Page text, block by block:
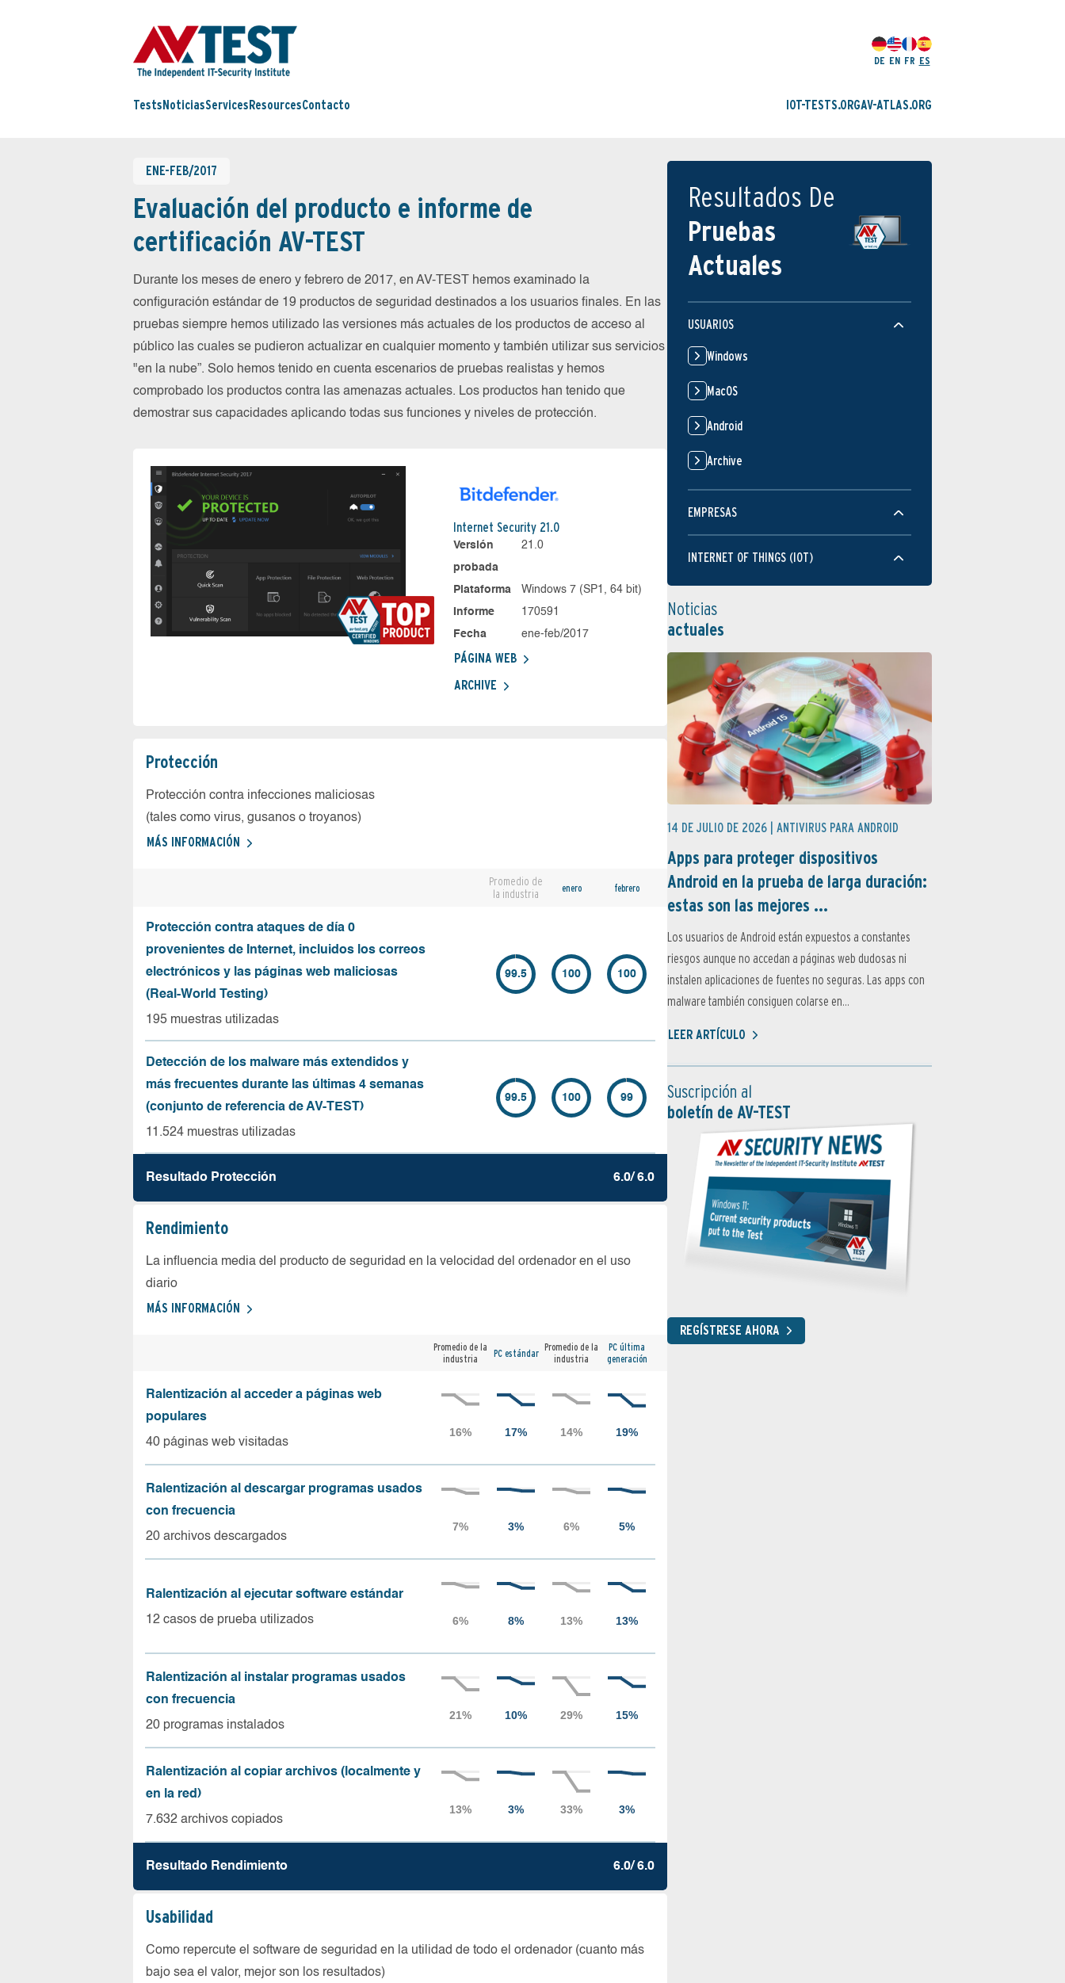
DE EN FR ES
Tests NoticiasServices ResourcesContacto IOT-TESTS.ORGAV-ATLAS.ORG
ENE-FEB/2017
Evaluación del producto e informe de
certificación AV-TEST
Durante los meses de enero y febrero de 2017, en AV-TEST hemos examinado la
configuración estándar de 19 productos de seguridad destinados a los usuarios finales. En las
pruebas siempre hemos utilizado las versiones más actuales de los productos de acceso al
público las cuales se pudieron actualizar en cualquier momento y también utilizar sus servicios
"en la nube”. Solo hemos tenido en cuenta escenarios de pruebas realistas y hemos
comprobado los productos contra las amenazas actuales. Los productos han tenido que
demostrar sus capacidades aplicando todas sus funciones y niveles de protección.
Internet Security 21.0
Versión
probada
21.0
Plataforma
Windows 7 (SP1, 64 bit)
Informe
170591
Fecha
ene-feb/2017
PÁGINA WEB
ARCHIVE
Protección
Protección contra infecciones maliciosas
(tales como virus, gusanos o troyanos)
MÁS INFORMACIÓN
Promedio de
la industria
enero febrero
Protección contra ataques de día 0
provenientes de Internet, incluidos los correos
electrónicos y las páginas web maliciosas
(Real-World Testing)
195 muestras utilizadas
99.5 100 100
Detección de los malware más extendidos y
más frecuentes durante las últimas 4 semanas
(conjunto de referencia de AV-TEST)
11.524 muestras utilizadas
99.5 100 99
Resultado Protección 6.0/ 6.0
Rendimiento
La influencia media del producto de seguridad en la velocidad del ordenador en el uso
diario
MÁS INFORMACIÓN
Promedio de la
industria
PC estándar Promedio de la
industria
PC última
generación
Ralentización al acceder a páginas web
populares
40 páginas web visitadas
Ralentización al descargar programas usados
con frecuencia
20 archivos descargados
Ralentización al ejecutar software estándar
12 casos de prueba utilizados
Ralentización al instalar programas usados
con frecuencia
20 programas instalados
Ralentización al copiar archivos (localmente y
en la red)
7.632 archivos copiados
Resultado Rendimiento 6.0/ 6.0
Usabilidad
Como repercute el software de seguridad en la utilidad de todo el ordenador (cuanto más
bajo sea el valor, mejor son los resultados)
Resultados De
Pruebas
Actuales
USUARIOS
Windows
MacOS
Android
Archive
EMPRESAS
INTERNET OF THINGS (IOT)
Noticias
actuales
14 DE JULIO DE 2026 | ANTIVIRUS PARA ANDROID
Apps para proteger dispositivos
Android en la prueba de larga duración:
estas son las mejores ...
Los usuarios de Android están expuestos a constantes
riesgos aunque no accedan a páginas web dudosas ni
instalen aplicaciones de fuentes no seguras. Las apps con
malware también consiguen colarse en...
LEER ARTÍCULO
Suscripción al
boletín de AV-TEST
REGÍSTRESE AHORA